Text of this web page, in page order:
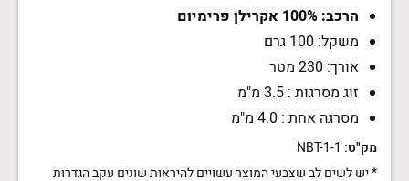
בייבי
טוויד
ניו
-
Nako
Baby
New
הרכב: 100% אקרילן פרימיום
משקל: 100 גרם
אורך: 230 מטר
זוג מסרגות : 3.5 מ"מ
מסרגה אחת : 4.0 מ"מ
מק"ט:
* יש לשים לב שצבעי המוצר עשויים להיראות שונים עקב הגדרות